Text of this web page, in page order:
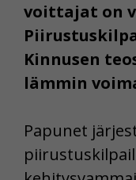
voittajat on
Kinnusen
lämmin
Papunet